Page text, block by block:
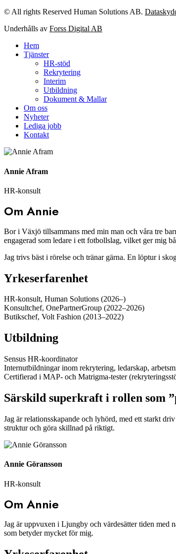
© All rights Reserved Human Solutions AB.
Underhålls av Forss Digital AB
Hem
Tjänster
HR-stöd
Rekrytering
Interim
Utbildning
Dokument & Mallar
Om oss
Nyheter
Lediga jobb
Kontakt
Annie Afram
HR-konsult
Om Annie
Bor i Växjö tillsammans med min man och våra tre
engagerad som ledare i ett fotbollslag, vilket ger mig
Jag trivs bäst i rörelse och tränar gärna. En löptur i
Yrkeserfarenhet
HR-konsult, Human Solutions (2026–)
Konsultchef, OnePartnerGroup (2022–2026)
Butikschef, Volt Fashion (2013–2022)
Utbildning
Sensus HR-koordinator
Internutbildningar inom rekrytering, ledarskap,
Certifierad i MAP- och Matrigma-tester
Särskild superkraft i rollen som
Jag är relationsskapande och lyhörd, med ett starkt
struktur och göra skillnad på riktigt.
Annie Göransson
HR-konsult
Om Annie
Jag är uppvuxen i Ljungby och värdesätter tiden med
som betyder mycket för mig.